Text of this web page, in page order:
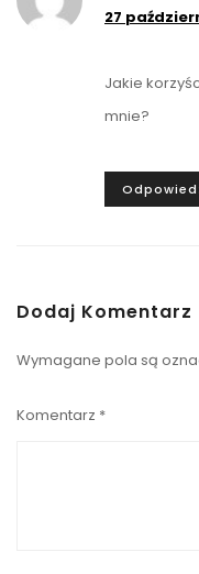
27
Jakie
mnie?
Dodaj Komentarz
Wymagane pola są
Komentarz *